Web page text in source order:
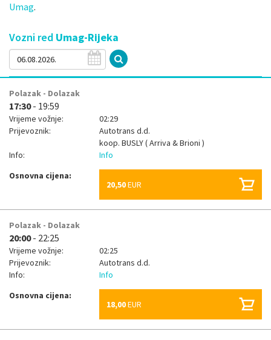
Umag.
Vozni red Umag-Rijeka
Polazak - Dolazak
17:30- 19:59
Vrijeme vožnje:
02:29
Prijevoznik:
Autotrans d.d.
koop. BUSLY ( Arriva & Brioni )
Info:
Info
Osnovna cijena:
20,50EUR
Polazak - Dolazak
20:00- 22:25
Vrijeme vožnje:
02:25
Prijevoznik:
Autotrans d.d.
Info:
Info
Osnovna cijena:
18,00EUR